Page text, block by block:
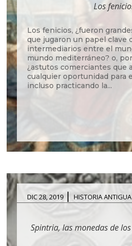
Los
Los fenicios, ¿fueron
que jugaron un papel clave
intermediarios entre el
mundo mediterráneo? o,
¿astutos comerciantes que
cualquier oportunidad para
incluso practicando la...
DIC 28, 2019 |HISTORIA ANTIGUA
Spintria, las monedas de